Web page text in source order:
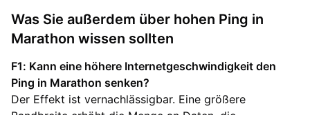
Was Sie außerdem über hohen Ping in
Marathon wissen sollten
F1: Kann eine höhere Internetgeschwindigkeit den
Ping in Marathon senken?
Der Effekt ist vernachlässigbar. Eine größere